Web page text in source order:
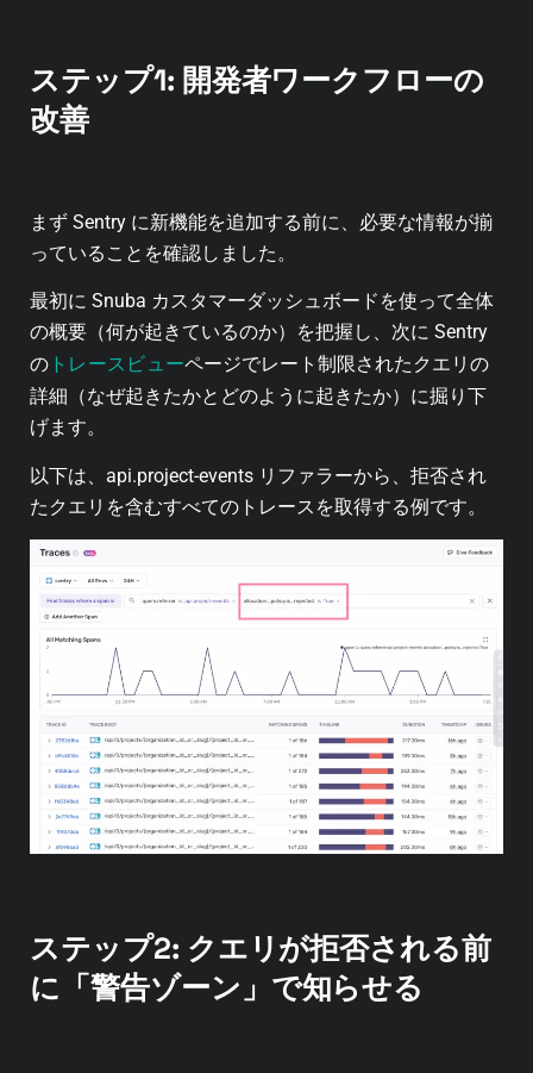
ステップ1: 開発者ワークフローの
改善
まず Sentry に新機能を追加する前に、必要な情報が揃
っていることを確認しました。
最初に Snuba カスタマーダッシュボードを使って全体
の概要（何が起きているのか）を把握し、次に Sentry
の トレースビューページでレート制限されたクエリの
詳細（なぜ起きたかとどのように起きたか）に掘り下
げます。
以下は、api.project-events リファラーから、拒否され
たクエリを含むすべてのトレースを取得する例です。
ステップ2: クエリが拒否される前
に「警告ゾーン」で知らせる